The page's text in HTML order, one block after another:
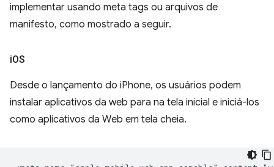
implementar usando meta tags ou arquivos de
manifesto, como mostrado a seguir.
iOS
Desde o lançamento do iPhone, os usuários podem
instalar aplicativos da web para na tela inicial e iniciá-los
como aplicativos da Web em tela cheia.